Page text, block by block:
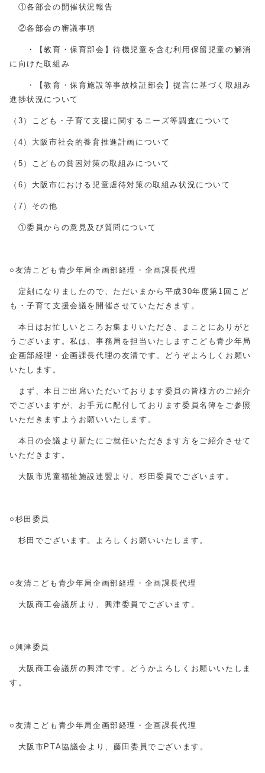
①各部会の開催状況報告
②各部会の審議事項
・【教育・保育部会】待機児童を含む利用保留児童の解消
に向けた取組み
・【教育・保育施設等事故検証部会】提言に基づく取組み
進捗状況について
（3）こども・子育て支援に関するニーズ等調査について
（4）大阪市社会的養育推進計画について
（5）こどもの貧困対策の取組みについて
（6）大阪市における児童虐待対策の取組み状況について
（7）その他
①委員からの意見及び質問について
○友清こども青少年局企画部経理・企画課長代理
定刻になりましたので、ただいまから平成30年度第1回こど
も・子育て支援会議を開催させていただきます。
本日はお忙しいところお集まりいただき、まことにありがと
うございます。私は、事務局を担当いたしますこども青少年局
企画部経理・企画課長代理の友清です。どうぞよろしくお願い
いたします。
まず、本日ご出席いただいております委員の皆様方のご紹介
でございますが、お手元に配付しております委員名簿をご参照
いただきますようお願いいたします。
本日の会議より新たにご就任いただきます方をご紹介させて
いただきます。
大阪市児童福祉施設連盟より、杉田委員でございます。
○杉田委員
杉田でございます。よろしくお願いいたします。
○友清こども青少年局企画部経理・企画課長代理
大阪商工会議所より、興津委員でございます。
○興津委員
大阪商工会議所の興津です。どうかよろしくお願いいたしま
す。
○友清こども青少年局企画部経理・企画課長代理
大阪市PTA協議会より、藤田委員でございます。